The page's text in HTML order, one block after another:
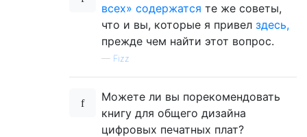
всех» содержатся те же советы,
что и вы, которые я привел здесь,
прежде чем найти этот вопрос.
— Fizz
Можете ли вы порекомендовать
книгу для общего дизайна
цифровых печатных плат?